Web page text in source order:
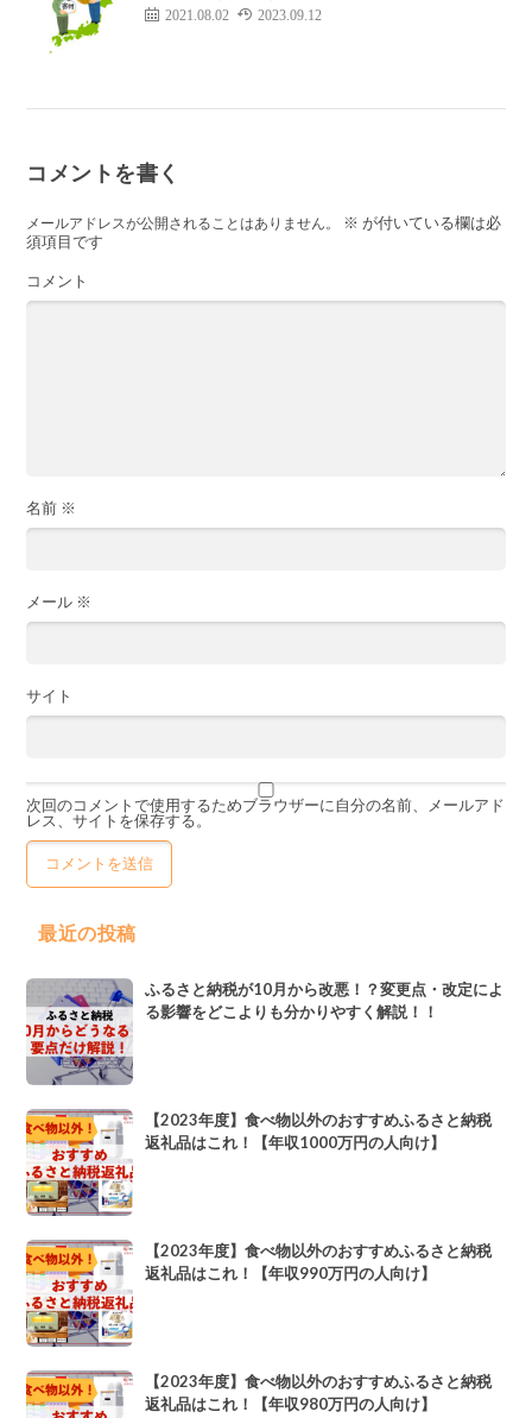
2021.08.02 2023.09.12
コメントを書く
メールアドレスが公開されることはありません。 ※ が付いている欄は必
須項目です
コメント
名前 ※
メール ※
サイト
次回のコメントで使用するためブラウザーに自分の名前、メールアド
レス、サイトを保存する。
最近の投稿
ふるさと納税が10月から改悪！？変更点・改定によ
る影響をどこよりも分かりやすく解説！！
【2023年度】食べ物以外のおすすめふるさと納税
返礼品はこれ！【年収1000万円の人向け】
【2023年度】食べ物以外のおすすめふるさと納税
返礼品はこれ！【年収990万円の人向け】
【2023年度】食べ物以外のおすすめふるさと納税
返礼品はこれ！【年収980万円の人向け】